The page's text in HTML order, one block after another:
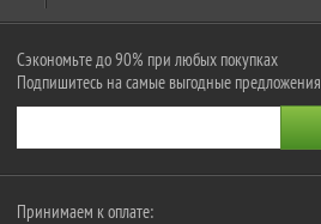
Сэкономьте до 90% при любых покупках
Подпишитесь на самые выгодные предложения
Принимаем к оплате: